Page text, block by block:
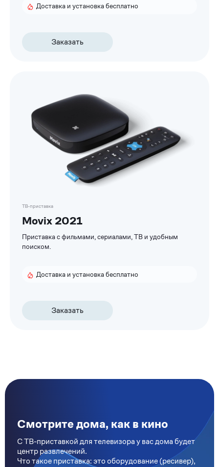
Доставка и установка бесплатно
Заказать
ТВ-приставка
Movix 2021
Приставка с фильмами, сериалами, ТВ и удобным
поиском.
Доставка и установка бесплатно
Заказать
Смотрите дома, как в кино
С ТВ-приставкой для телевизора у вас дома будет
центр развлечений.
Что такое приставка: это оборудование (ресивер),